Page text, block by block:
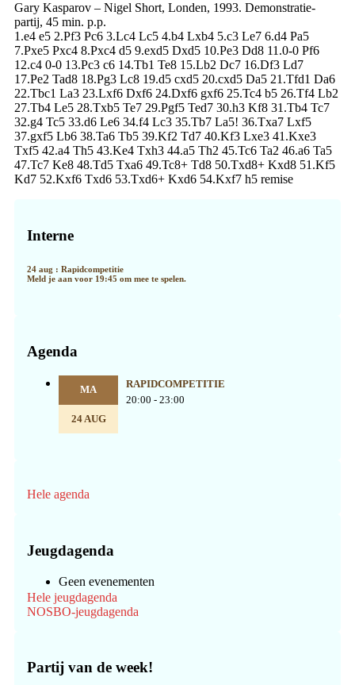
Gary Kasparov – Nigel Short, Londen, 1993. Demonstratie-
partij, 45 min. p.p.
1.e4 e5 2.Pf3 Pc6 3.Lc4 Lc5 4.b4 Lxb4 5.c3 Le7 6.d4 Pa5
7.Pxe5 Pxc4 8.Pxc4 d5 9.exd5 Dxd5 10.Pe3 Dd8 11.0-0 Pf6
12.c4 0-0 13.Pc3 c6 14.Tb1 Te8 15.Lb2 Dc7 16.Df3 Ld7
17.Pe2 Tad8 18.Pg3 Lc8 19.d5 cxd5 20.cxd5 Da5 21.Tfd1 Da6
22.Tbc1 La3 23.Lxf6 Dxf6 24.Dxf6 gxf6 25.Tc4 b5 26.Tf4 Lb2
27.Tb4 Le5 28.Txb5 Te7 29.Pgf5 Ted7 30.h3 Kf8 31.Tb4 Tc7
32.g4 Tc5 33.d6 Le6 34.f4 Lc3 35.Tb7 La5! 36.Txa7 Lxf5
37.gxf5 Lb6 38.Ta6 Tb5 39.Kf2 Td7 40.Kf3 Lxe3 41.Kxe3
Txf5 42.a4 Th5 43.Ke4 Txh3 44.a5 Th2 45.Tc6 Ta2 46.a6 Ta5
47.Tc7 Ke8 48.Td5 Txa6 49.Tc8+ Td8 50.Txd8+ Kxd8 51.Kf5
Kd7 52.Kxf6 Txd6 53.Txd6+ Kxd6 54.Kxf7 h5 remise
Sidebar
Interne
24 aug : Rapidcompetitie
Meld je aan voor 19:45 om mee te spelen.
Agenda
MA
24 AUG
RAPIDCOMPETITIE
20:00 - 23:00
Hele agenda
Jeugdagenda
Geen evenementen
Hele jeugdagenda
NOSBO-jeugdagenda
Partij van de week!